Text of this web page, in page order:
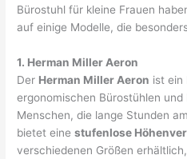
Bürostuhl für kleine Frauen
auf einige Modelle, die
1. Herman Miller Aeron
Der Herman Miller Aeron ist ein
ergonomischen Bürostühlen
Menschen, die lange Stunden
bietet einestufenlose
verschiedenen Größen